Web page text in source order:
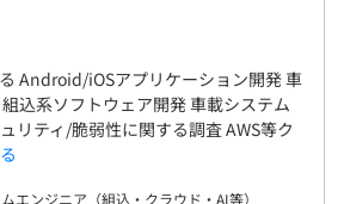
Android/iOSアプリケーション開発 車
込系ソフトウェア開発 車載システム
リティ/脆弱性に関する調査 AWS等ク
エンジニア（組込・クラウド・AI等）